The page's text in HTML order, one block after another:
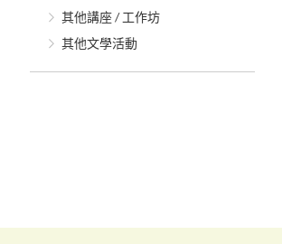
其他講座 / 工作坊
其他文學活動